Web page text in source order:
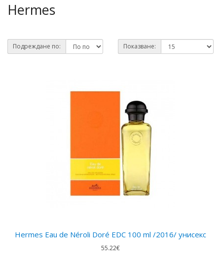
Hermes
Подреждане по: Показване:
Hermes Eau de Néroli Doré EDC 100 ml /2016/ унисекс
55.22€